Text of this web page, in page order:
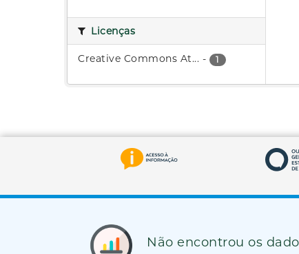
Licenças
Creative Commons At... - 1
Não encontrou os